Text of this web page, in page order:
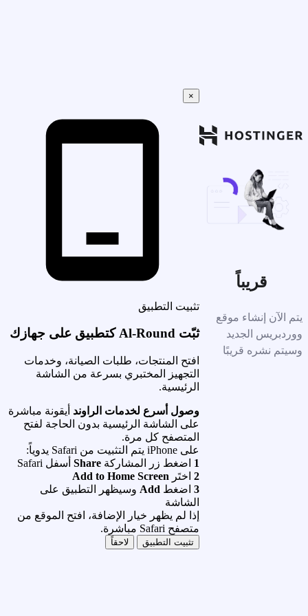
قريباً
يتم الآن إنشاء موقع
ووردبريس الجديد
وسيتم نشره قريبًا
×
تثبيت التطبيق
ثبّت Al-Round كتطبيق على جهازك
افتح المنتجات، طلبات الصيانة، وخدمات
التجهيز المختبري بسرعة من الشاشة
الرئيسية.
وصول أسرع لخدمات الراوند أيقونة مباشرة
على الشاشة الرئيسية بدون الحاجة لفتح
المتصفح كل مرة.
على iPhone يتم التثبيت من Safari يدوياً:
1 اضغط زر المشاركة Share أسفل Safari
2 اختَر Add to Home Screen
3 اضغط Add وسيظهر التطبيق على
الشاشة
إذا لم يظهر خيار الإضافة، افتح الموقع من
متصفح Safari مباشرة.
تثبيت التطبيق لاحقاً